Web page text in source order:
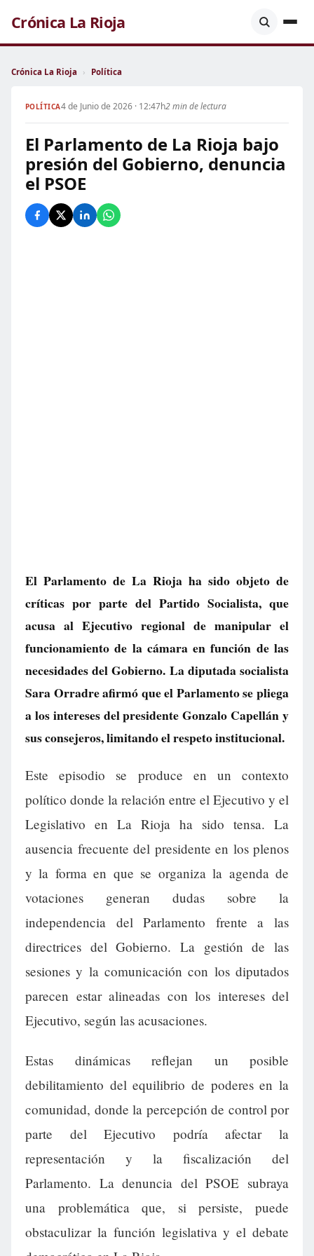
Crónica La Rioja
Crónica La Rioja › Política
POLÍTICA4 de Junio de 2026 · 12:47h2 min de lectura
El Parlamento de La Rioja bajo
presión del Gobierno, denuncia
el PSOE
El Parlamento de La Rioja ha sido objeto de
críticas por parte del Partido Socialista, que
acusa al Ejecutivo regional de manipular el
funcionamiento de la cámara en función de las
necesidades del Gobierno. La diputada socialista
Sara Orradre afirmó que el Parlamento se pliega
a los intereses del presidente Gonzalo Capellán y
sus consejeros, limitando el respeto institucional.
Este episodio se produce en un contexto
político donde la relación entre el Ejecutivo y el
Legislativo en La Rioja ha sido tensa. La
ausencia frecuente del presidente en los plenos
y la forma en que se organiza la agenda de
votaciones generan dudas sobre la
independencia del Parlamento frente a las
directrices del Gobierno. La gestión de las
sesiones y la comunicación con los diputados
parecen estar alineadas con los intereses del
Ejecutivo, según las acusaciones.
Estas dinámicas reflejan un posible
debilitamiento del equilibrio de poderes en la
comunidad, donde la percepción de control por
parte del Ejecutivo podría afectar la
representación y la fiscalización del
Parlamento. La denuncia del PSOE subraya
una problemática que, si persiste, puede
obstaculizar la función legislativa y el debate